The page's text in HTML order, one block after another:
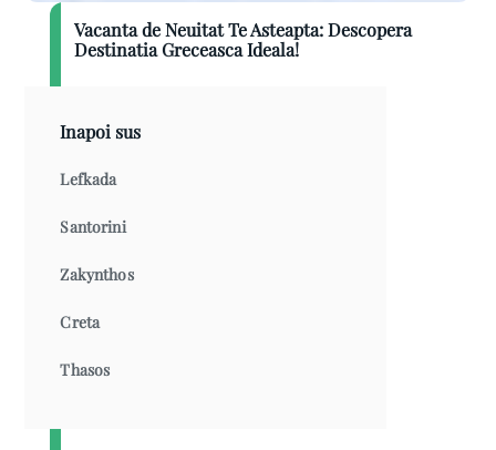
Vacanta de Neuitat Te Asteapta: Descopera
Destinatia Greceasca Ideala!
Inapoi sus
Lefkada
Santorini
Zakynthos
Creta
Thasos